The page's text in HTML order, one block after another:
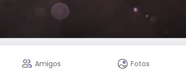
Amigos Fotos